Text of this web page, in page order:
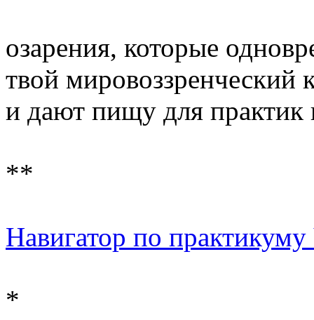
озарения, которые
твой мировоззренческий
и дают пищу для
**
Навигатор по
*